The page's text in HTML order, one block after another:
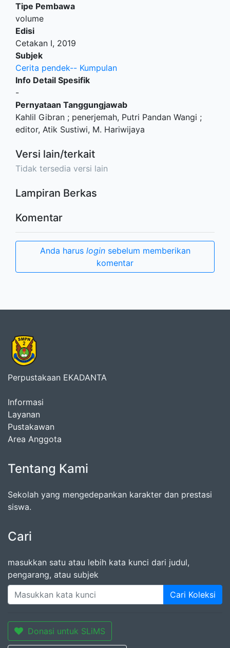
Tipe Pembawa
volume
Edisi
Cetakan I, 2019
Subjek
Cerita pendek-- Kumpulan
Info Detail Spesifik
-
Pernyataan Tanggungjawab
Kahlil Gibran ; penerjemah, Putri Pandan Wangi ;
editor, Atik Sustiwi, M. Hariwijaya
Versi lain/terkait
Tidak tersedia versi lain
Lampiran Berkas
Komentar
Anda harus loginsebelum memberikan
komentar
Perpustakaan EKADANTA
Informasi
Layanan
Pustakawan
Area Anggota
Tentang Kami
Sekolah yang mengedepankan karakter dan prestasi
siswa.
Cari
masukkan satu atau lebih kata kunci dari judul,
pengarang, atau subjek
Cari Koleksi
Donasi untuk SLiMS